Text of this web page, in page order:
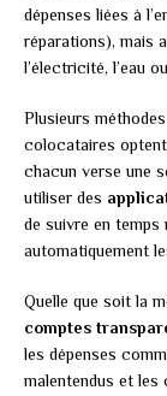
dépenses liées à
réparations), mais
l’électricité, l’eau
Plusieurs
colocataires
chacun verse une
utiliser des
de suivre en temps
automatiquement
Quelle que soit la
comptes
les dépenses
malentendus et les